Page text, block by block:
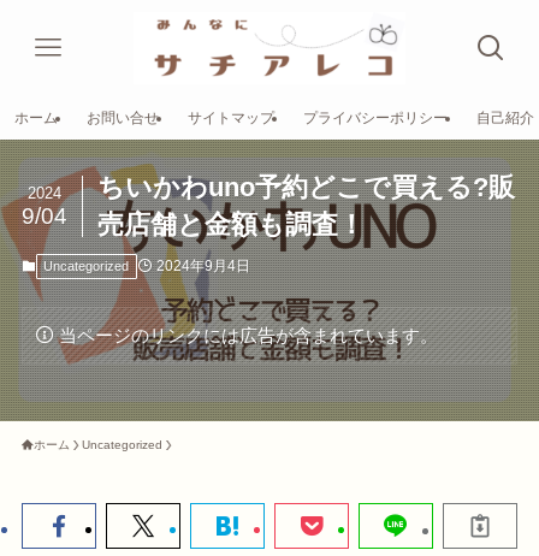
ホーム お問い合せ サイトマップ プライバシーポリシー 自己紹介
ちいかわuno予約どこで買える?販
売店舗と金額も調査！
2024
9/04
Uncategorized 2024年9月4日
当ページのリンクには広告が含まれています。
ホーム Uncategorized